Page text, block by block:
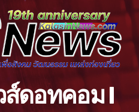
ดอทคอม l